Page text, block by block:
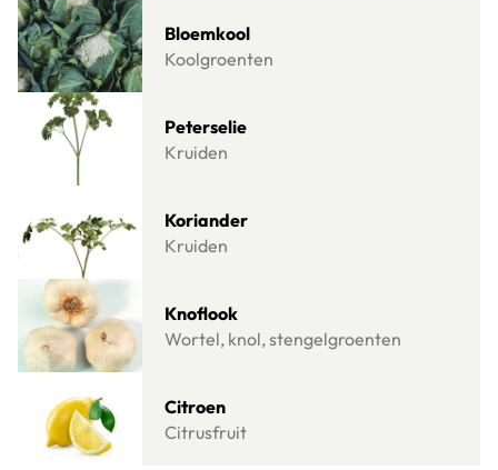
Bloemkool
Koolgroenten
Lees meer over Bloemkool
Peterselie
Kruiden
Lees meer over Peterselie
Koriander
Kruiden
Knoflook
Wortel, knol, stengelgroenten
Lees meer over Knoflook
Citroen
Citrusfruit